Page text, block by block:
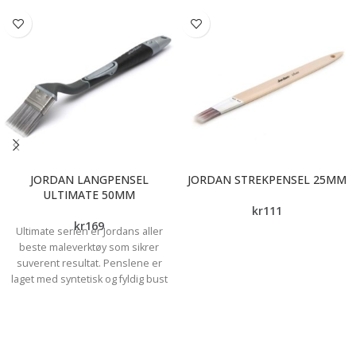
JORDAN LANGPENSEL
ULTIMATE 50MM
kr169
Ultimate serien er Jordans aller
beste maleverktøy som sikrer
suverent resultat. Penslene er
laget med syntetisk og fyldig bust
JORDAN STREKPENSEL 25MM
kr111